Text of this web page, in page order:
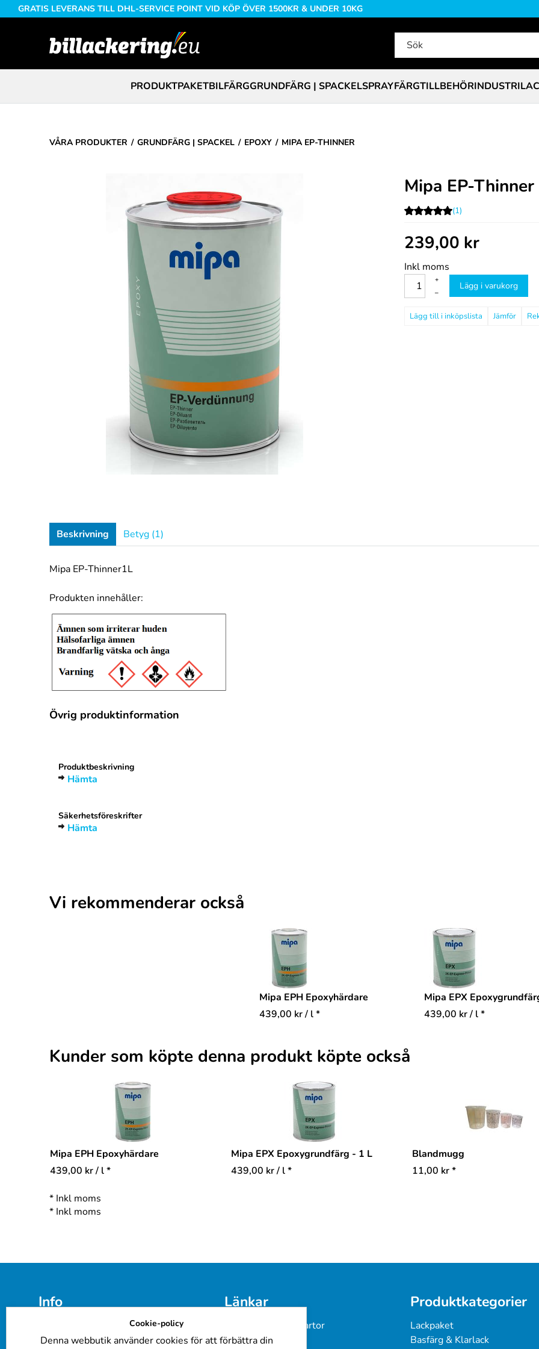
GRATIS LEVERANS TILL DHL-SERVICE POINT VID KÖP ÖVER 1500KR & UNDER 10KG
PRODUKTPAKETBILFÄRGGRUNDFÄRG | SPACKELSPRAYFÄRGTILLBEHÖR
VÅRA PRODUKTER GRUNDFÄRG | SPACKEL EPOXY MIPA EP-THINNER
Mipa EP-Thinner
(1)
239,00 kr
Inkl moms
+
–
Lägg i varukorg
Jämför
Beskrivning Betyg (1)
Mipa EP-Thinner1L
Produkten innehåller:
Övrig produktinformation
Produktbeskrivning
Hämta
Säkerhetsföreskrifter
Hämta
Vi rekommenderar också
Mipa EPH Epoxyhärdare
439,00 kr/ l *
Mipa EPX
439,00 kr/ l *
Kunder som köpte denna produkt köpte också
Mipa EPH Epoxyhärdare
439,00 kr/ l *
Mipa EPX Epoxygrundfärg - 1 L
439,00 kr/ l *
Blandmugg
11,00 kr*
* Inkl moms
* Inkl moms
Info
info@billackering.eu
Om oss
Länkar
Färgkoder & Färgkartor
Företagskunder
Produktkategorier
Lackpaket
Basfärg & Klarlack
Cookie-policy
Denna webbutik använder cookies för att förbättra din